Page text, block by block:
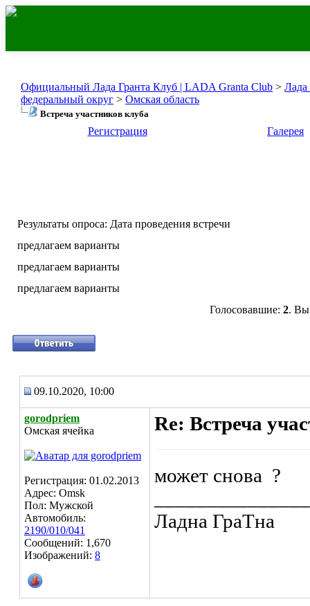
Официальный Лада Гранта Клуб | LADA Granta Club > Лада
федеральный округ > Омская область
Встреча участников клуба
Регистрация Галерея
Результаты опроса: Дата проведения встречи
предлагаем варианты
предлагаем варианты
предлагаем варианты
Голосовавшие: 2. Вы
09.10.2020, 10:00
gorodpriem
Омская ячейка
Регистрация: 01.02.2013
Адрес: Omsk
Пол: Мужской
Автомобиль:
2190/010/041
Сообщений: 1,670
Изображений: 8
Re: Встреча
может снова ?
Ладна ГраТна